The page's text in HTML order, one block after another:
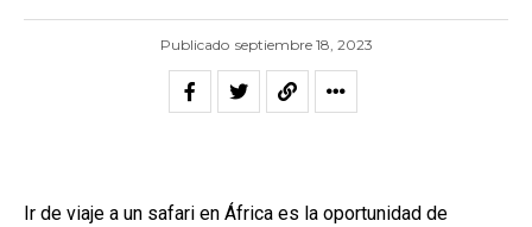
Publicado septiembre 18, 2023
Ir de viaje a un safari en África es la oportunidad de